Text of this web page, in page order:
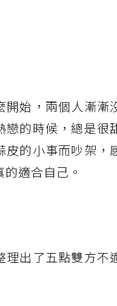
開始，兩個人漸漸
戀的時候，總是
皮的小事而吵架
適合自己。
理出了五點雙方不